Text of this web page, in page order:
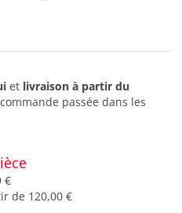
et livraison à partir du
passée dans les
€
de 120,00 €